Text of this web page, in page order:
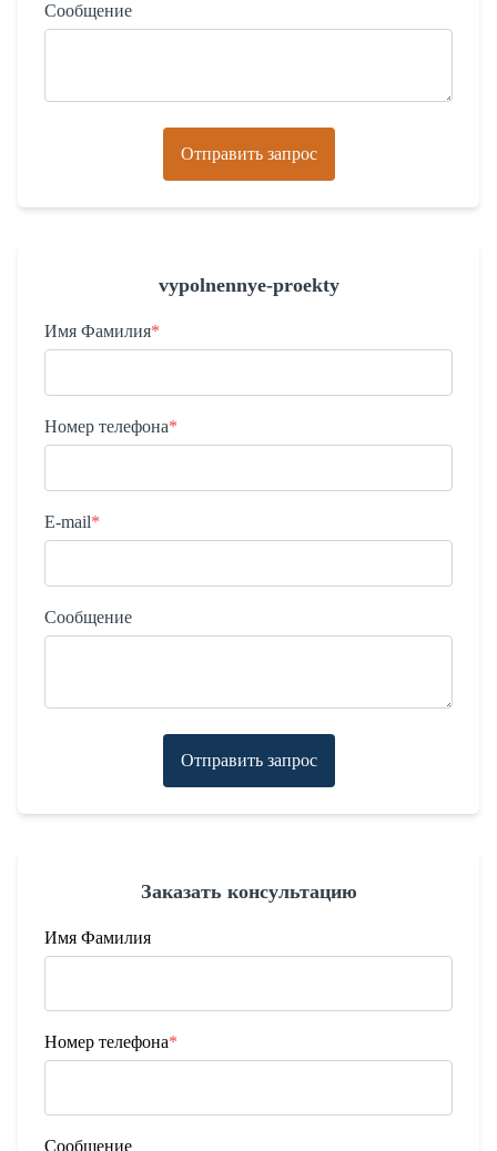
Сообщение
Отправить запрос
vypolnennye-proekty
Имя Фамилия*
Номер телефона*
E-mail*
Сообщение
Отправить запрос
Заказать консультацию
Имя Фамилия
Номер телефона*
Сообщение